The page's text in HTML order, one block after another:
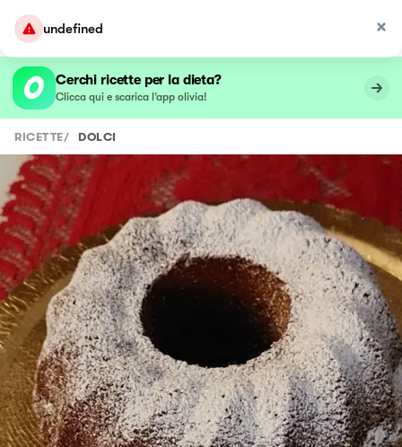
undefined
Cerchi ricette per la dieta?
Clicca qui e scarica l’app olivia!
RICETTE/ DOLCI